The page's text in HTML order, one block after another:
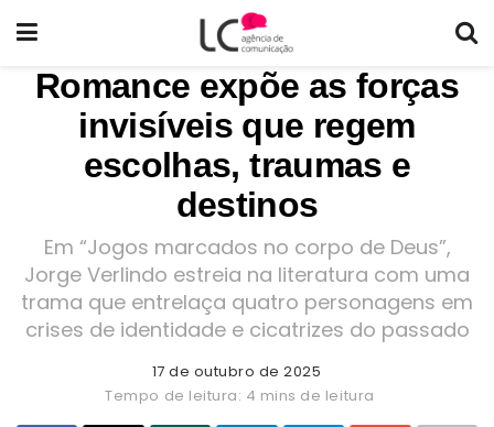
Romance expõe as forças
invisíveis que regem
escolhas, traumas e
destinos
Em “Jogos marcados no corpo de Deus”,
Jorge Verlindo estreia na literatura com uma
trama que entrelaça quatro personagens em
crises de identidade e cicatrizes do passado
17 de outubro de 2025
Tempo de leitura: 4 mins de leitura